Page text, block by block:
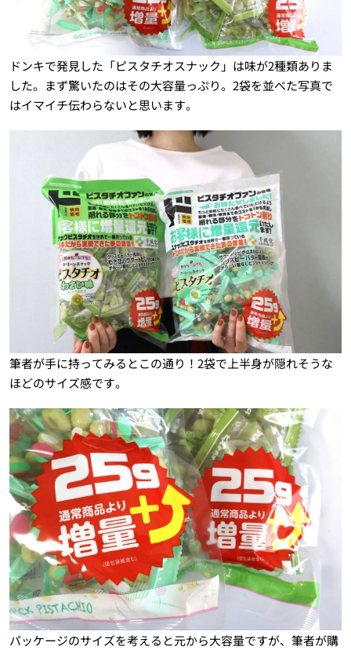
ドンキで発見した「ピスタチオスナック」は味が2種類ありま
した。まず驚いたのはその大容量っぷり。2袋を並べた写真で
はイマイチ伝わらないと思います。
筆者が手に持ってみるとこの通り！2袋で上半身が隠れそうな
ほどのサイズ感です。
パッケージのサイズを考えると元から大容量ですが、筆者が購